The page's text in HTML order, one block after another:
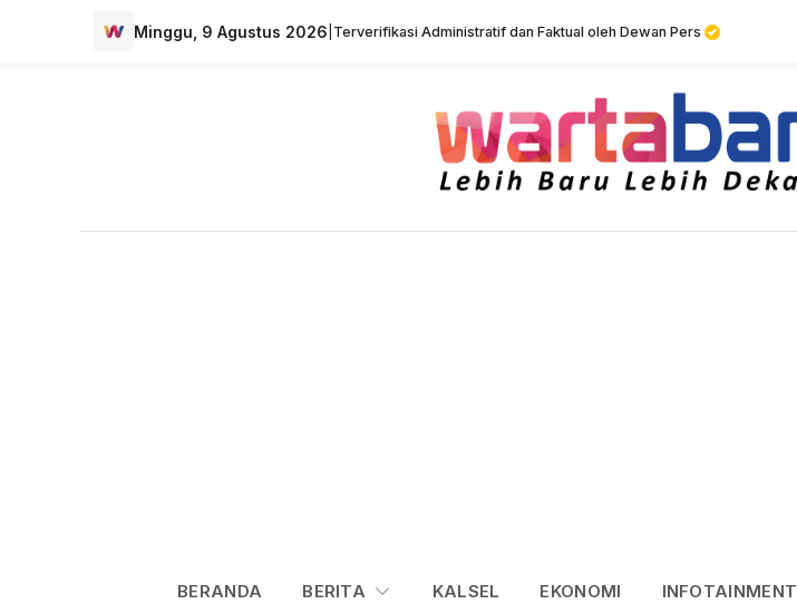
Minggu, 9 Agustus 2026 Terverifikasi Administratif dan Faktual oleh Dewan Pers
BERANDA BERITA KALSEL EKONOMI INFOTAINMENT